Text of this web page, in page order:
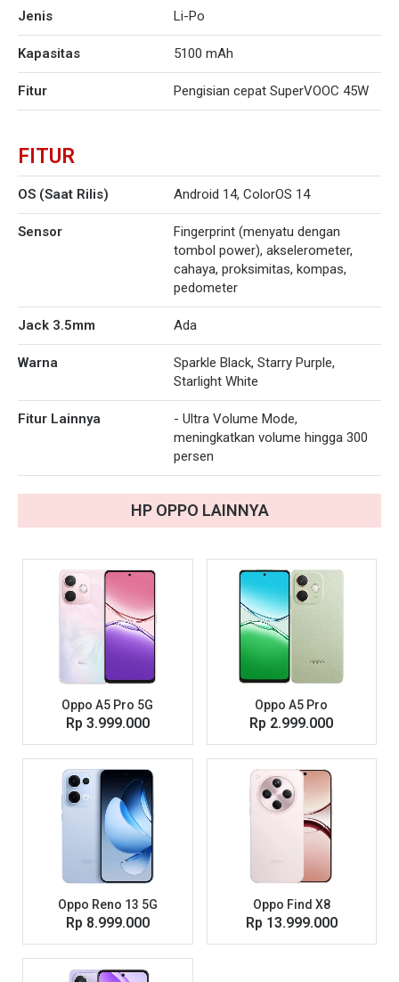
Jenis Li-Po
Kapasitas 5100 mAh
Fitur Pengisian cepat SuperVOOC 45W
FITUR
OS (Saat Rilis) Android 14, ColorOS 14
Sensor
Fingerprint (menyatu dengan
tombol power), akselerometer,
cahaya, proksimitas, kompas,
pedometer
Jack 3.5mm Ada
Warna
Sparkle Black, Starry Purple,
Starlight White
Fitur Lainnya
- Ultra Volume Mode,
meningkatkan volume hingga 300
persen
HP OPPO LAINNYA
Oppo A5 Pro 5G
Rp 3.999.000
Oppo A5 Pro
Rp 2.999.000
Oppo Reno 13 5G
Rp 8.999.000
Oppo Find X8
Rp 13.999.000